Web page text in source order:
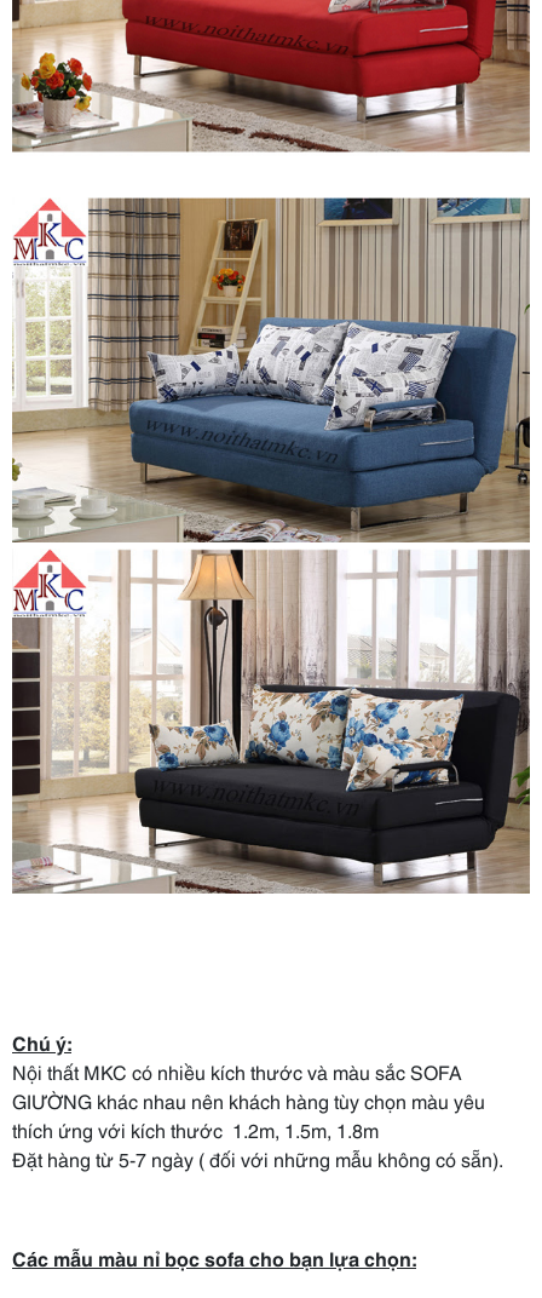
Chú ý:
Nội thất MKC có nhiều kích thước và màu sắc SOFA
GIƯỜNG khác nhau nên khách hàng tùy chọn màu yêu
thích ứng với kích thước 1.2m, 1.5m, 1.8m
Đặt hàng từ 5-7 ngày ( đối với những mẫu không có sẵn).
Các mẫu màu nỉ bọc sofa cho bạn lựa chọn​: